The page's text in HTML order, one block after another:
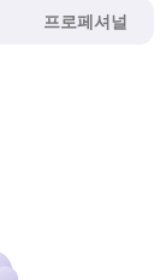
프로페셔널